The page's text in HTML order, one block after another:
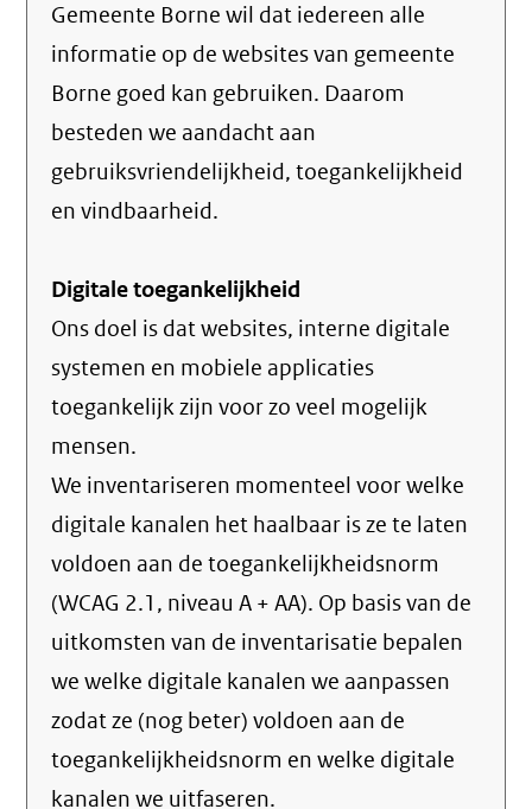
Gemeente Borne wil dat iedereen alle
informatie op de websites van gemeente
Borne goed kan gebruiken. Daarom
besteden we aandacht aan
gebruiksvriendelijkheid, toegankelijkheid
en vindbaarheid.
Digitale toegankelijkheid
Ons doel is dat websites, interne digitale
systemen en mobiele applicaties
toegankelijk zijn voor zo veel mogelijk
mensen.
We inventariseren momenteel voor welke
digitale kanalen het haalbaar is ze te laten
voldoen aan de toegankelijkheidsnorm
(WCAG 2.1, niveau A + AA). Op basis van de
uitkomsten van de inventarisatie bepalen
we welke digitale kanalen we aanpassen
zodat ze (nog beter) voldoen aan de
toegankelijkheidsnorm en welke digitale
kanalen we uitfaseren.